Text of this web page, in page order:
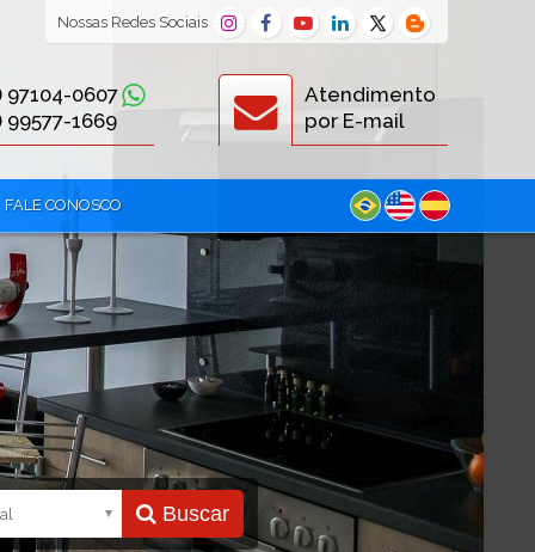
FALE CONOSCO
97104-0607
99577-1669
Atendimento
por E-mail
Nossas Redes Sociais
Buscar